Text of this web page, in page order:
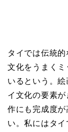
タイでは伝統
文化をうまく
いるという。
イ文化の要素
作にも完成度
い。私にはタ